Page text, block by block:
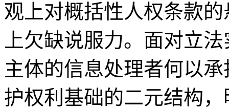
观上对概括性人权条款
上欠缺说服力。面对立
主体的信息处理者何以
护权利基础的二元结构